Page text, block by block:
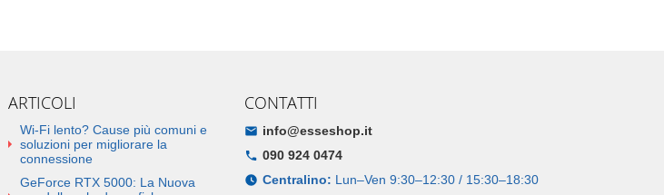
ARTICOLI
Wi-Fi lento? Cause più comuni e
soluzioni per migliorare la
connessione
GeForce RTX 5000: La Nuova
CONTATTI
info@esseshop.it
090 924 0474
Centralino: Lun–Ven 9:30–12:30 / 15:30–18:30